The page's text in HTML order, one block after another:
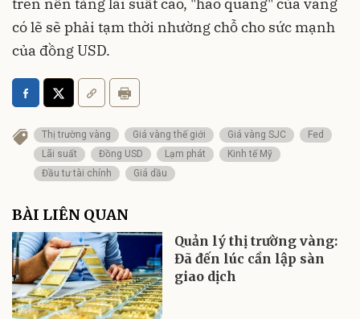
trên nền tảng lãi suất cao, "hào quang" của vàng
có lẽ sẽ phải tạm thời nhường chỗ cho sức mạnh
của đồng USD.
Thị trường vàng Giá vàng thế giới Giá vàng SJC
Fed
Lãi suất
Đồng USD Lạm phát
Kinh tế Mỹ
Đầu tư tài chính
Giá dầu
BÀI LIÊN QUAN
Quản lý thị trường vàng:
Đã đến lúc cần lập sàn
giao dịch